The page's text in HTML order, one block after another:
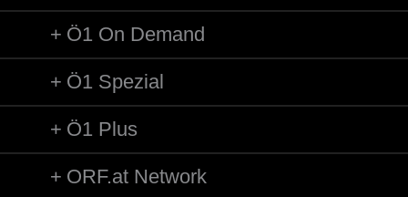
Ö1 On Demand
Ö1 Spezial
Ö1 Plus
ORF.at Network